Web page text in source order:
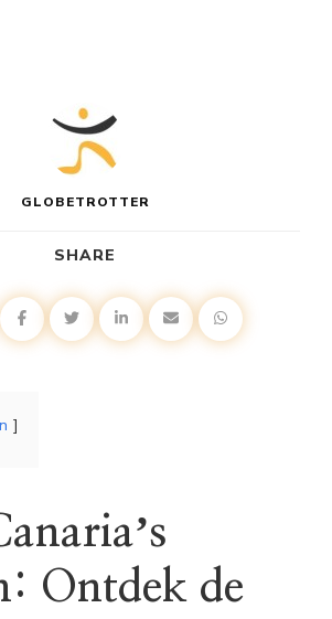
GLOBETROTTER
SHARE
Ontdek de